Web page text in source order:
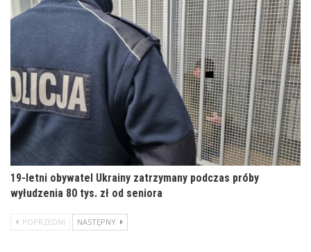
19-letni obywatel Ukrainy zatrzymany podczas próby
wyłudzenia 80 tys. zł od seniora
POPRZEDNI NASTĘPNY